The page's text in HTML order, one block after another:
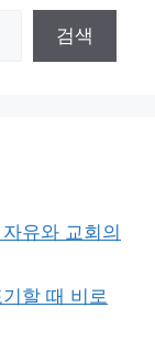
검색
유와 교회의
할 때 비로